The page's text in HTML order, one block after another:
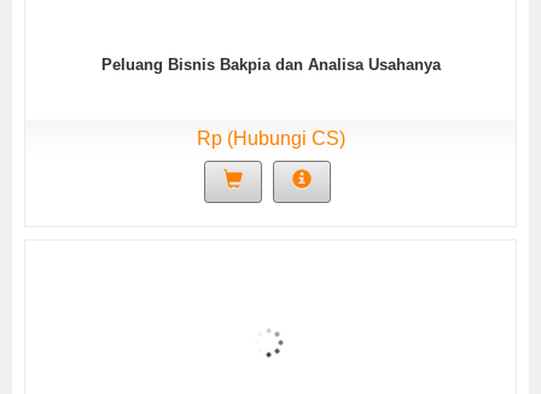
Peluang Bisnis Bakpia dan Analisa Usahanya
Rp (Hubungi CS)